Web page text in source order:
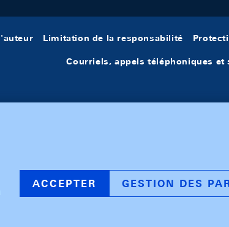
Limitation de la responsabilité
Courriels, appels téléphoniques et
ACCEPTER GESTION DES